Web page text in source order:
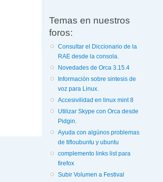
Temas en nuestros
foros:
Consultar el Diccionario de la
RAE desde la consola.
Novedades de Orca 3.15.4
Información sobre sintesis de
voz para Linux.
Accesivilidad en linux mint 8
Utilizar Skype con Orca desde
Pidgin.
Ayuda con algúnos problemas
de tifloubuntu y ubuntu
complemento links list para
firefox
Subir Volumen a Festival